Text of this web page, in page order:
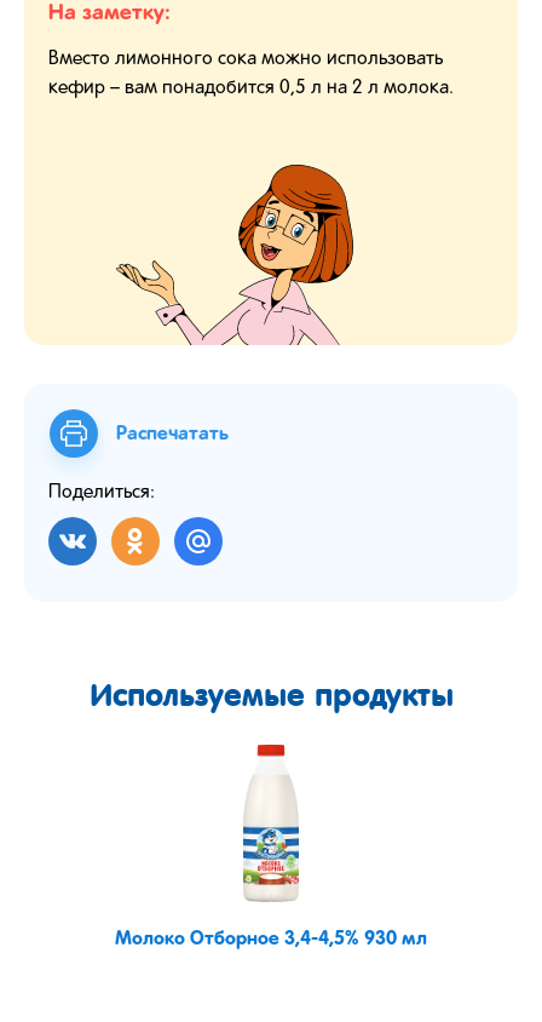
На заметку:
Вместо лимонного сока можно использовать
кефир – вам понадобится 0,5 л на 2 л молока.
Распечатать
Поделиться:
Используемые продукты
Молоко Отборное 3,4-4,5% 930 мл